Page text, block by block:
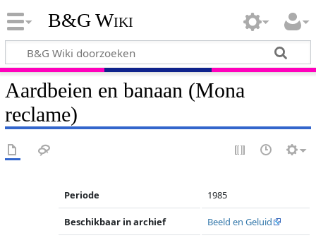
B&G Wiki
Aardbeien en banaan (Mona
reclame)
Periode 1985
Beschikbaar in archief Beeld en Geluid